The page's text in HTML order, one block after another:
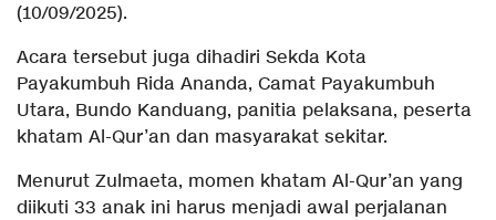
(10/09/2025).
Acara tersebut juga dihadiri Sekda Kota
Payakumbuh Rida Ananda, Camat Payakumbuh
Utara, Bundo Kanduang, panitia pelaksana, peserta
khatam Al-Qur’an dan masyarakat sekitar.
Menurut Zulmaeta, momen khatam Al-Qur’an yang
diikuti 33 anak ini harus menjadi awal perjalanan